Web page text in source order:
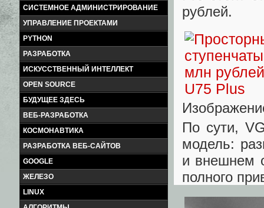
СИСТЕМНОЕ АДМИНИСТРИРОВАНИЕ
УПРАВЛЕНИЕ ПРОЕКТАМИ
PYTHON
РАЗРАБОТКА
ИСКУССТВЕННЫЙ ИНТЕЛЛЕКТ
OPEN SOURCE
БУДУЩЕЕ ЗДЕСЬ
ВЕБ-РАЗРАБОТКА
КОСМОНАВТИКА
РАЗРАБОТКА ВЕБ-САЙТОВ
GOOGLE
ЖЕЛЕЗО
LINUX
рублей.
По сути,
модель:
и внешнем
полного